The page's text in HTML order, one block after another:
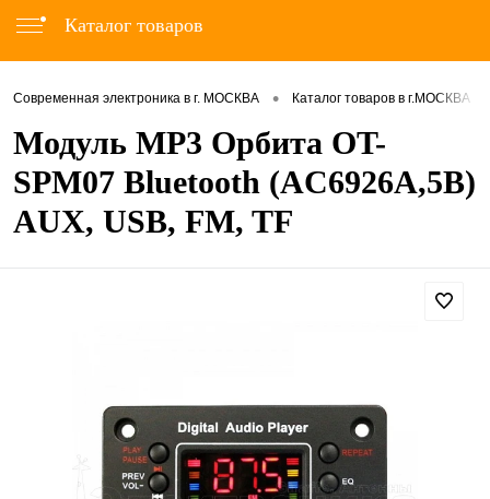
Каталог товаров
Современная электроника в г. МОСКВА • Каталог товаров в г.МОСКВА
Модуль MP3 Орбита OT-
SPM07 Bluetooth (AC6926A,5В)
AUX, USB, FM, TF